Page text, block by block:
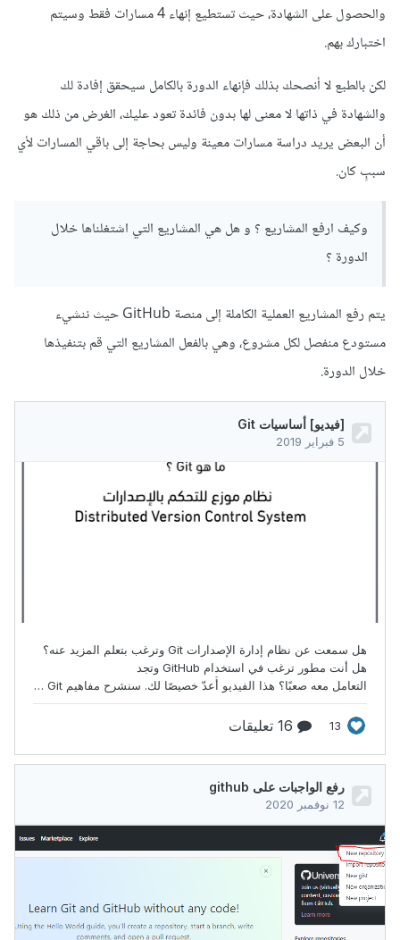
والحصول على الشهادة، حيث تستطيع إنهاء 4 مسارات فقط وسيتم
اختبارك بهم.
لكن بالطبع لا أنصحك بذلك فإنهاء الدورة بالكامل سيحقق إفادة لك
والشهادة في ذاتها لا معنى لها بدون فائدة تعود عليك، الغرض من ذلك هو
أن البعض يريد دراسة مسارات معينة وليس بحاجة إلى باقي المسارات لأي
سببٍ كان.
وكيف ارفع المشاريع ؟ و هل هي المشاريع التي اشتغلناها خلال
الدورة ؟
يتم رفع المشاريع العملية الكاملة إلى منصة GitHub حيث ننشيء
مستودع منفصل لكل مشروع، وهي بالفعل المشاريع التي قم بتنفيذها
خلال الدورة.